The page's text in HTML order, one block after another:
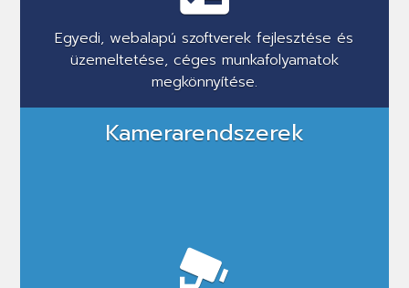
Egyedi, webalapú szoftverek fejlesztése és
üzemeltetése, céges munkafolyamatok
megkönnyítése.
Kamerarendszerek